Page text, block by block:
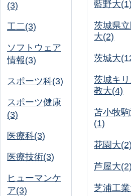
(3)
工二(3)
ソフトウェア
情報(3)
スポーツ科(3)
スポーツ健康
(3)
医療科(3)
医療技術(3)
ヒューマンケ
ア(3)
藍野大(1)
茨城県
大(2)
茨城大
茨城キリ
教大(4)
苫小牧
(1)
花園大(2)
芦屋大(2)
芝浦工